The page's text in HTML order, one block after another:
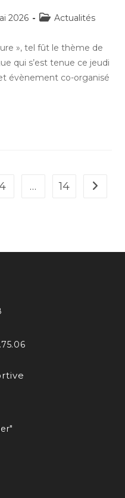
2026
PostActualités
», tel fût le thème de
qui s’est tenue ce jeudi
évènement co-organisé
… 14 Aller à